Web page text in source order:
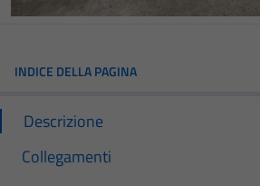
INDICE DELLA PAGINA
Descrizione
Collegamenti